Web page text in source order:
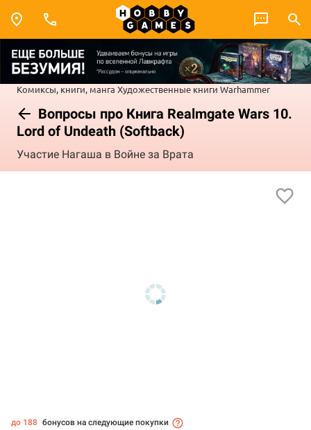
Комиксы, книги, манга Художественные книги Warhammer
Вопросы про Книга Realmgate Wars 10.
Lord of Undeath (Softback)
Участие Нагаша в Войне за Врата
до 188 бонусов на следующие покупки